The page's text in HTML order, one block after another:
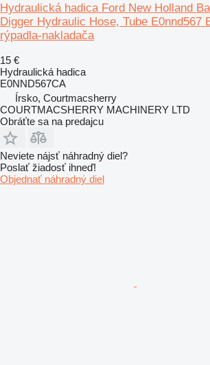
Hydraulická hadica Ford New Holland
Digger Hydraulic Hose, Tube E0nnd567
rýpadla-nakladača
15 €
Hydraulická hadica
E0NND567CA
Írsko, Courtmacsherry
COURTMACSHERRY MACHINERY LTD
Obráťte sa na predajcu
Neviete nájsť náhradný diel?
Poslať žiadosť ihneď!
Objednať náhradný diel